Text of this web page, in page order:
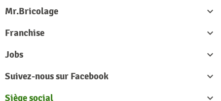
Mr.Bricolage

Franchise

Jobs

Suivez-nous sur Facebook

Siège social
